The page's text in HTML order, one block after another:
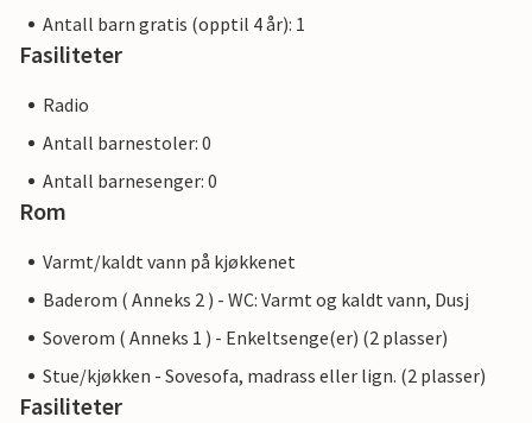
Antall barn gratis (opptil 4 år): 1
Fasiliteter
Radio
Antall barnestoler: 0
Antall barnesenger: 0
Rom
Varmt/kaldt vann på kjøkkenet
Baderom ( Anneks 2 ) - WC: Varmt og kaldt vann, Dusj
Soverom ( Anneks 1 ) - Enkeltsenge(er) (2 plasser)
Stue/kjøkken - Sovesofa, madrass eller lign. (2 plasser)
Fasiliteter